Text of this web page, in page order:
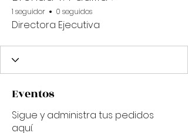
1 seguidor 0 seguidos
Directora Ejecutiva
Eventos
Sigue y administra tus pedidos
aquí.